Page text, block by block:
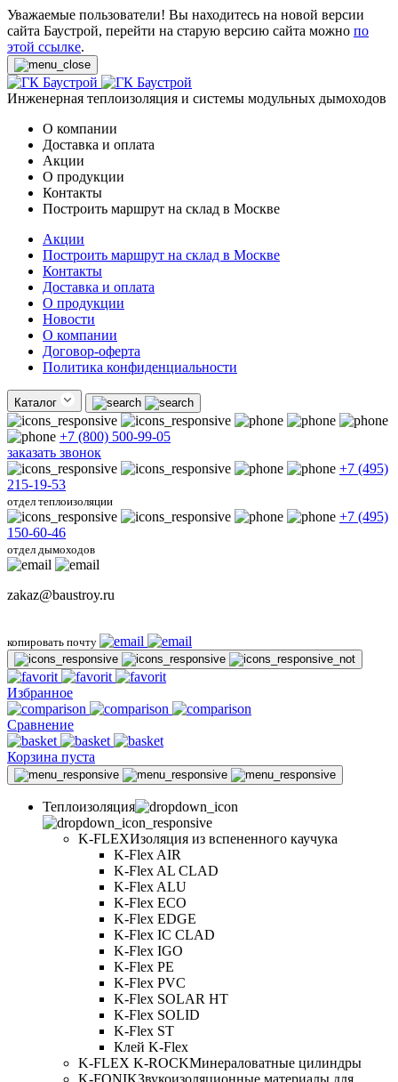
Уважаемые пользователи! Вы находитесь на новой версии
сайта Баустрой, перейти на старую версию сайта можно по
этой ссылке.
Инженерная теплоизоляция и системы модульных дымоходов
О компании
Доставка и оплата
Акции
О продукции
Контакты
Построить маршрут на склад в Москве
Акции
Построить маршрут на склад в Москве
Контакты
Доставка и оплата
О продукции
Новости
О компании
Договор-оферта
Политика конфиденциальности
Каталог
+7 (800) 500-99-05
заказать звонок
+7 (495)
215-19-53
отдел теплоизоляции
+7 (495)
150-60-46
отдел дымоходов
zakaz@baustroy.ru
копировать почту
Избранное
Сравнение
Корзина пуста
Теплоизоляция
K-FLEXИзоляция из вспененного каучука
K-Flex AIR
K-Flex AL CLAD
K-Flex ALU
K-Flex ECO
K-Flex EDGE
K-Flex IC CLAD
K-Flex IGO
K-Flex PE
K-Flex PVC
K-Flex SOLAR HT
K-Flex SOLID
K-Flex ST
Клей K-Flex
K-FLEX K-ROCKМинераловатные цилиндры
K-FONIKЗвукоизоляционные материалы для